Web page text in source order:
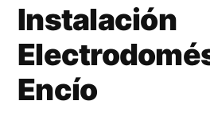
Instalación
Encío